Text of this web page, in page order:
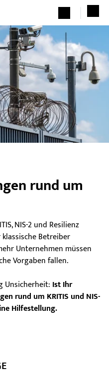
rund um
NIS-2 und Resilienz
Betreiber
Unternehmen müssen
Vorgaben fallen.
Unsicherheit: Ist Ihr
rund um KRITIS und NIS-
Hilfestellung.